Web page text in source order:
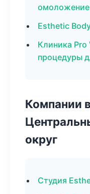
омоложение
Esthetic
Клиника
процедуры
Компании
округ
Студия